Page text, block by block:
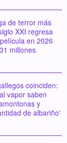
de terror más
XXI regresa
en 2026
millones
coinciden:
vapor saben
y
de albariño'